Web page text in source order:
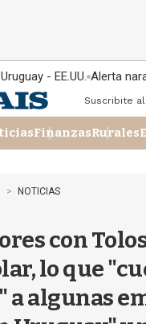
- EE.UU. Alerta
Suscribite al
FinanzasRurales
NOTICIAS
con
lo que
a algunas